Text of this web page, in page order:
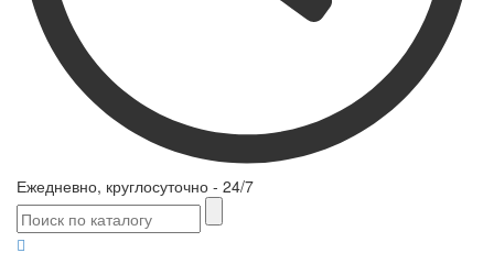
Ежедневно, круглосуточно - 24/7